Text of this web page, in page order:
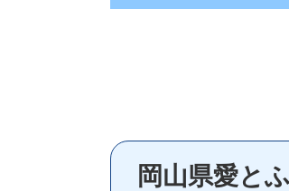
岡山県愛と